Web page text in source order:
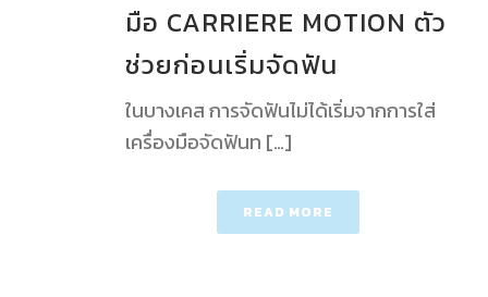
มือ CARRIERE MOTION ตัว
ช่วยก่อนเริ่มจัดฟัน
ในบางเคส การจัดฟันไม่ได้เริ่มจากการใส่
เครื่องมือจัดฟันท […]
READ MORE